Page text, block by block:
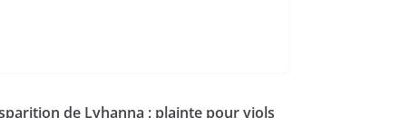
de Lyhanna : plainte pour viols